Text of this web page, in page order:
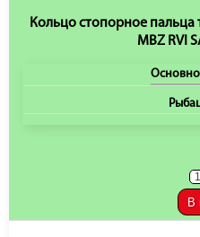
Кольцо стопорное пальца
MBZ RVI
В